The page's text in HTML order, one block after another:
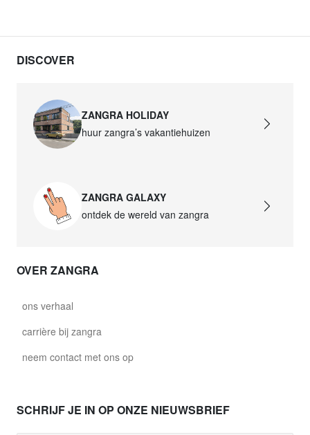
DISCOVER
ZANGRA HOLIDAY
huur zangra’s vakantiehuizen
ZANGRA GALAXY
ontdek de wereld van zangra
OVER ZANGRA
ons verhaal
carrière bij zangra
neem contact met ons op
SCHRIJF JE IN OP ONZE NIEUWSBRIEF